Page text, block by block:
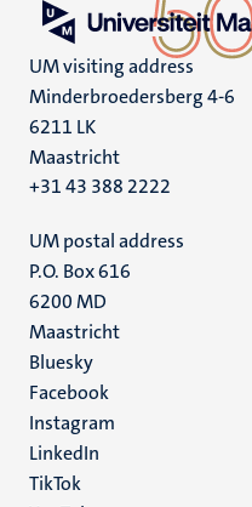
UM visiting address
Minderbroedersberg 4-6
6211 LK
Maastricht
+31 43 388 2222
UM postal address
P.O. Box 616
6200 MD
Maastricht
Social
media
Bluesky
Facebook
Instagram
LinkedIn
TikTok